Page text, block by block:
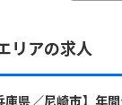
リアの求人
庫県／尼崎市】年